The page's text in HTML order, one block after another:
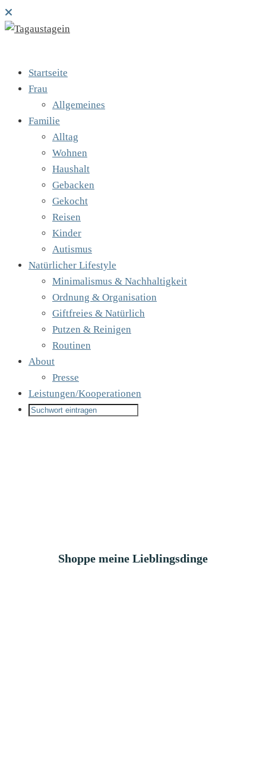
Startseite
Frau
Allgemeines
Familie
Alltag
Wohnen
Haushalt
Gebacken
Gekocht
Reisen
Kinder
Autismus
Natürlicher Lifestyle
Minimalismus & Nachhaltigkeit
Ordnung & Organisation
Giftfreies & Natürlich
Putzen & Reinigen
Routinen
About
Presse
Leistungen/Kooperationen
Shoppe meine Lieblingsdinge